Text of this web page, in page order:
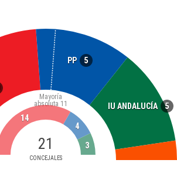
PP 5
IU ANDALUCÍA 5
21
CONCEJALES
Mayoría
absoluta 11
14
4
3